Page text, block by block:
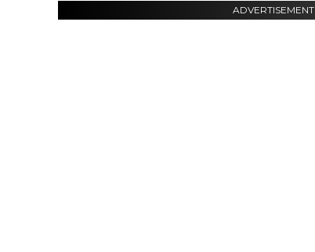
ADVERTISEMENT